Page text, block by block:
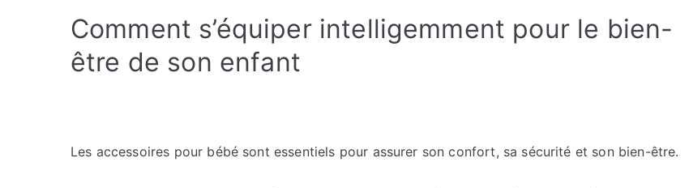
Comment s’équiper intelligemment pour le bien-
être de son enfant
Les accessoires pour bébé sont essentiels pour assurer son confort, sa sécurité et son bien-être.